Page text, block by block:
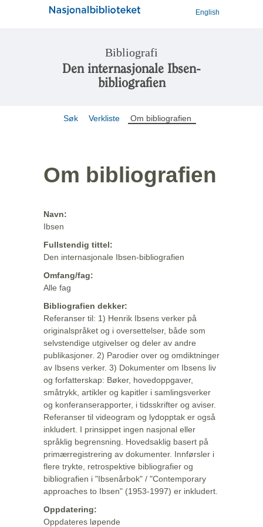
English
Bibliografi
Den internasjonale Ibsen-
bibliografien
Søk Verkliste Om bibliografien
Om bibliografien
Navn:
Ibsen
Fullstendig tittel:
Den internasjonale Ibsen-bibliografien
Omfang/fag:
Alle fag
Bibliografien dekker:
Referanser til: 1) Henrik Ibsens verker på
originalspråket og i oversettelser, både som
selvstendige utgivelser og deler av andre
publikasjoner. 2) Parodier over og omdiktninger
av Ibsens verker. 3) Dokumenter om Ibsens liv
og forfatterskap: Bøker, hovedoppgaver,
småtrykk, artikler og kapitler i samlingsverker
og konferanserapporter, i tidsskrifter og aviser.
Referanser til videogram og lydopptak er også
inkludert. I prinsippet ingen nasjonal eller
språklig begrensning. Hovedsaklig basert på
primærregistrering av dokumenter. Innførsler i
flere trykte, retrospektive bibliografier og
bibliografien i "Ibsenårbok" / "Contemporary
approaches to Ibsen" (1953-1997) er inkludert.
Oppdatering:
Oppdateres løpende